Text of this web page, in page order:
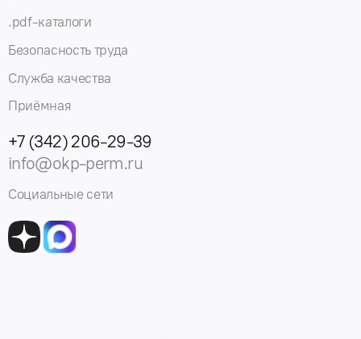
.pdf-каталоги
Безопасность труда
Служба качества
Приёмная
+7 (342) 206-29-39
info@okp-perm.ru
Социальные сети